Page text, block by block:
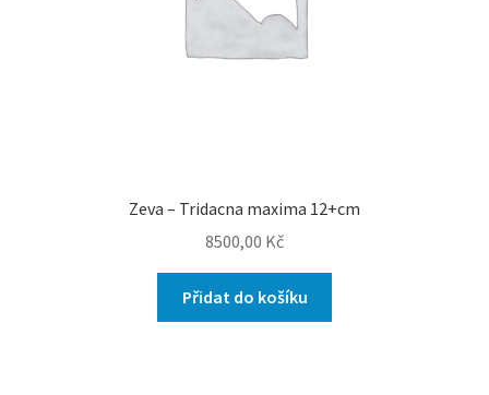
Zeva – Tridacna maxima 12+cm
8500,00 Kč
Přidat do košíku